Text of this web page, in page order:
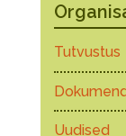
Tutvustus
Uudised